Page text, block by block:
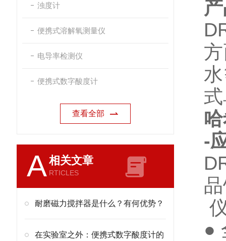
浊度计
便携式溶解氧测量仪
电导率检测仪
便携式数字酸度计
查看全部
A相关文章
RTICLES
耐磨磁力搅拌器是什么？有何优势？
在实验室之外：便携式数字酸度计的
-
●